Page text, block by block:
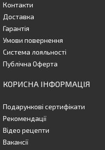
Контакти
Доставка
Гарантія
Умови повернення
Система лояльності
Публічна Оферта
КОРИСНА ІНФОРМАЦІЯ
Подарункові сертифікати
Рекомендації
Відео рецепти
Вакансії